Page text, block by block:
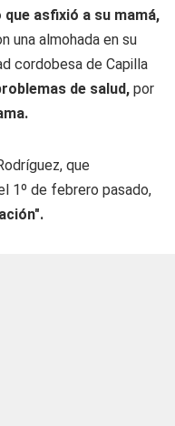
que asfixió a su mamá,
una almohada en su
cordobesa de Capilla
de salud, por
que
1º de febrero pasado,